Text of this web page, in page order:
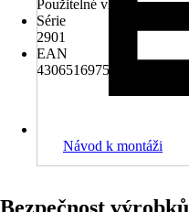
Použitelné vlevo/ vpravo
Série
2901
EAN
4306516975938
Návod k montáži